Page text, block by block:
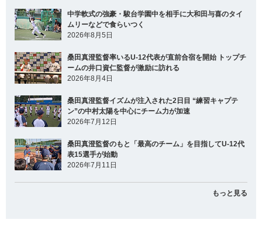
中学軟式の強豪・駿台学園中を相手に大和田与喜のタイ
ムリーなどで食らいつく
2026年8月5日
桑田真澄監督率いるU-12代表が直前合宿を開始 トップチ
ームの井口資仁監督が激励に訪れる
2026年8月4日
桑田真澄監督イズムが注入された2日目 “練習キャプテ
ン”の中村太陽を中心にチーム力が加速
2026年7月12日
桑田真澄監督のもと「最高のチーム」を目指してU-12代
表15選手が始動
2026年7月11日
もっと見る